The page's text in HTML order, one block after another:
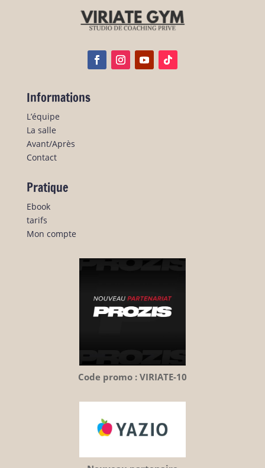
Informations
L’équipe
La salle
Avant/Après
Contact
Pratique
Ebook
tarifs
Mon compte
Code promo : VIRIATE-10